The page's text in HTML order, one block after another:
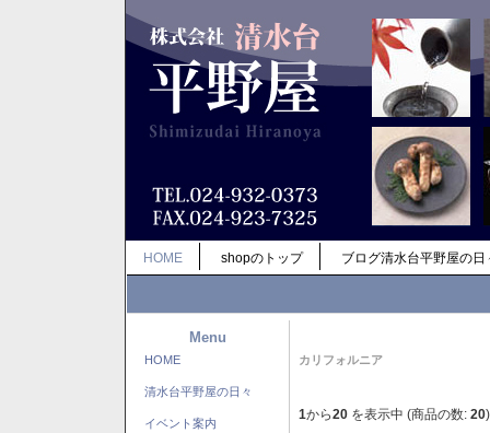
HOME shopのトップ ブログ清水台平野屋の日
Menu
HOME
清水台平野屋の日々
イベント案内
カリフォルニア
1から20 を表示中 (商品の数: 20)